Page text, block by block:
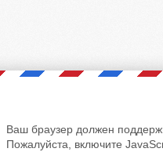
Ваш браузер должен
Пожалуйста, включите